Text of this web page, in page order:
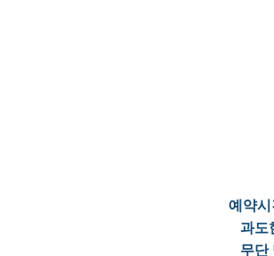
예약
과도
무단